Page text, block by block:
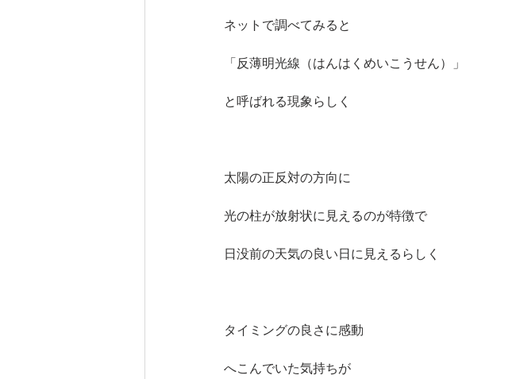
ネットで調べてみると
「反薄明光線（はんはくめいこうせん）」
と呼ばれる現象らしく
太陽の正反対の方向に
光の柱が放射状に見えるのが特徴で
日没前の天気の良い日に見えるらしく
タイミングの良さに感動
へこんでいた気持ちが